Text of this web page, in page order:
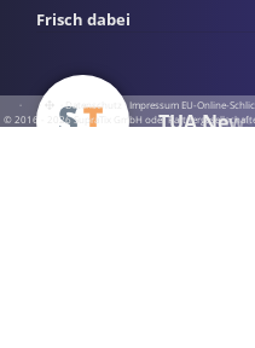
Frisch dabei
TUA News
· · ·Datenschutz ·Impressum EU-Online-
© 2016 - 2026 SupraTix GmbH oder